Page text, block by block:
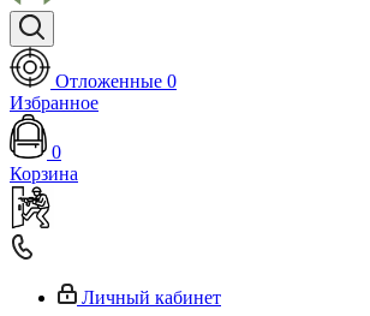
Отложенные 0
Избранное
0
Корзина
Личный кабинет